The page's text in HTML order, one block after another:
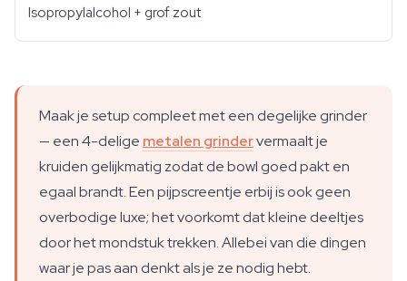
Isopropylalcohol + grof zout
Maak je setup compleet met een degelijke grinder
— een 4-delige metalen grindervermaalt je
kruiden gelijkmatig zodat de bowl goed pakt en
egaal brandt. Een pijpscreentje erbij is ook geen
overbodige luxe; het voorkomt dat kleine deeltjes
door het mondstuk trekken. Allebei van die dingen
waar je pas aan denkt als je ze nodig hebt.